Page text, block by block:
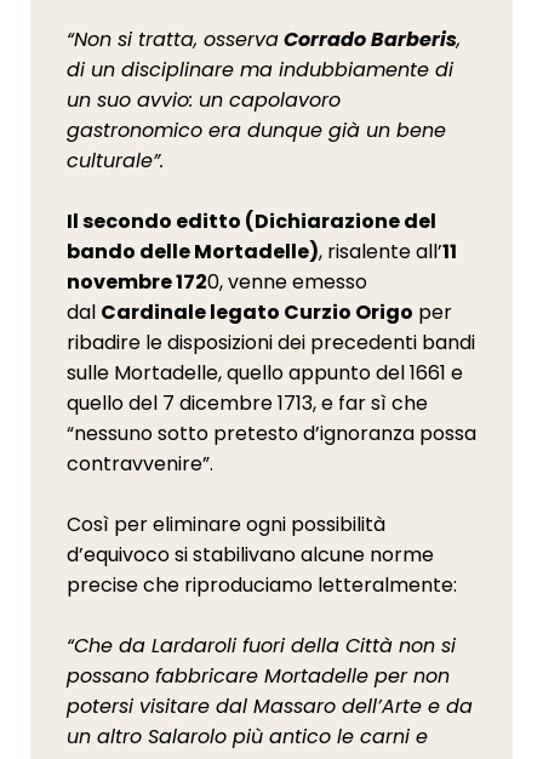
“Non si tratta, osservaCorrado Barberis,
di un disciplinare ma indubbiamente di
un suo avvio: un capolavoro
gastronomico era dunque già un bene
culturale”.
Il secondo editto (Dichiarazione del
bando delle Mortadelle), risalente all’11
novembre 1720, venne emesso
dal Cardinale legato Curzio Origo per
ribadire le disposizioni dei precedenti bandi
sulle Mortadelle, quello appunto del 1661 e
quello del 7 dicembre 1713, e far sì che
“nessuno sotto pretesto d’ignoranza possa
contravvenire”.
Così per eliminare ogni possibilità
d’equivoco si stabilivano alcune norme
precise che riproduciamo letteralmente:
“Che da Lardaroli fuori della Città non si
possano fabbricare Mortadelle per non
potersi visitare dal Massaro dell’Arte e da
un altro Salarolo più antico le carni e